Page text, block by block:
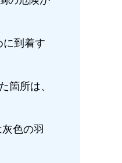
に到着す
箇所は、
色の羽